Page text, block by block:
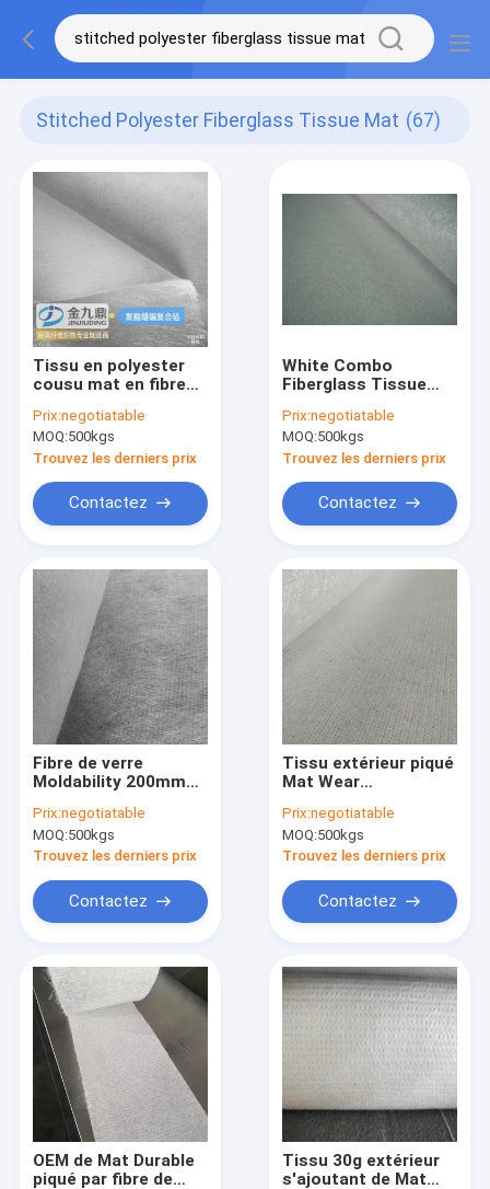
Stitched Polyester Fiberglass Tissue Mat (67)
Tissu en polyester
cousu mat en fibre
pour radome
d'antenne
Prix:negotiatable
MOQ:500kgs
Trouvez les derniers prix
Contactez
White Combo
Fiberglass Tissue
1250mm Width
Prix:negotiatable
MOQ:500kgs
Trouvez les derniers prix
Contactez
Fibre de verre
Moldability 200mm
de tissu de fibre de
verre de reliure de
poudre
Prix:negotiatable
MOQ:500kgs
Trouvez les derniers prix
Contactez
Tissu extérieur piqué
Mat Wear
Tensile de fibre de
verre combinée
Prix:negotiatable
MOQ:500kgs
Trouvez les derniers prix
Contactez
OEM de Mat Durable
piqué par fibre de
Tissu 30g extérieur
s'ajoutant de Mat